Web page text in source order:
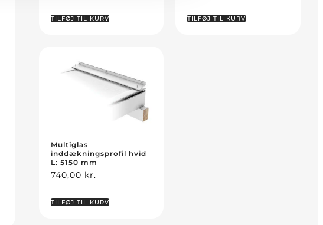
TILFØJ TIL KURV TILFØJ TIL KURV
Multiglas
inddækningsprofil hvid
L: 5150 mm
740,00 kr.
TILFØJ TIL KURV